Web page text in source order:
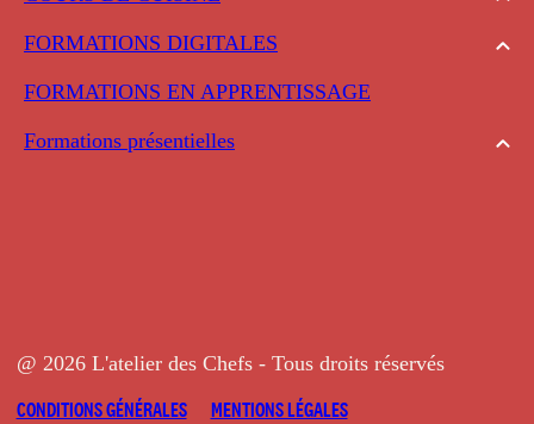
FORMATIONS DIGITALES
FORMATIONS EN APPRENTISSAGE
Formations présentielles
@ 2026 L'atelier des Chefs - Tous droits réservés
CONDITIONS GÉNÉRALES
MENTIONS LÉGALES